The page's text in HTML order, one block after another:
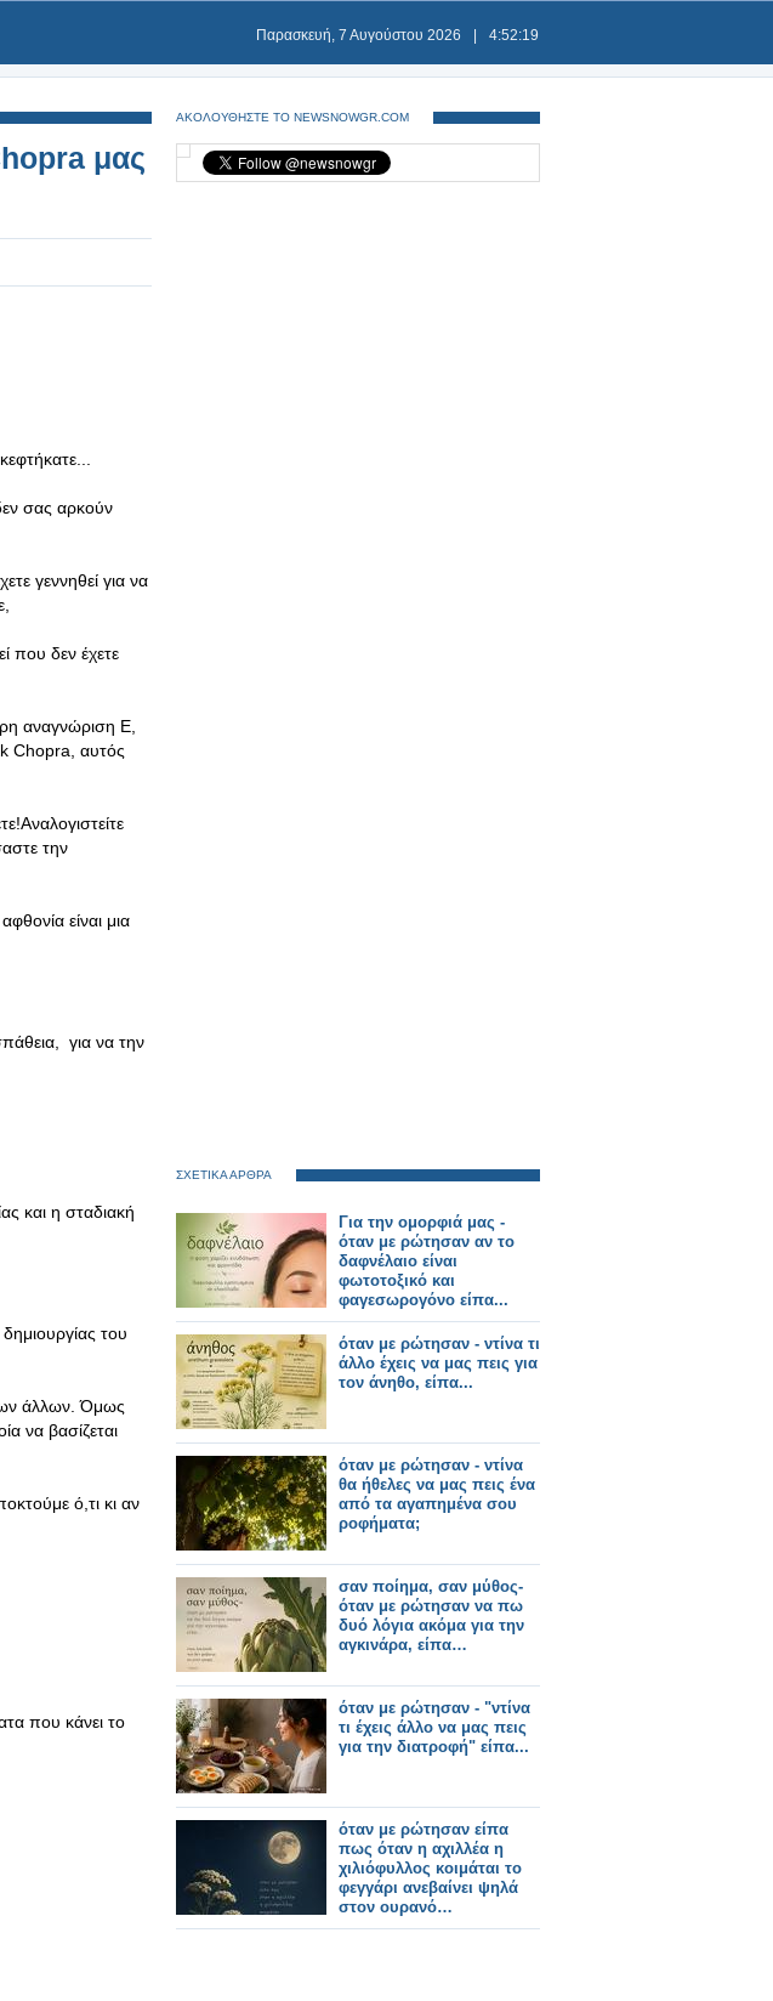
Παρασκευή, 7 Αυγούστου 2026 4:52:19
μας
σας αρκούν
γεννηθεί για να
που δεν έχετε
αναγνώριση Ε,
Chopra, αυτός
την
είναι μια
για να την
και η σταδιακή
του
των άλλων. Όμως
να βασίζεται
ό,τι κι αν
που κάνει το
ΑΚΟΛΟΥΘΗΣΤΕ ΤΟ NEWSNOWGR.COM
ΣΧΕΤΙΚΑ ΑΡΘΡΑ
Για την ομορφιά μας -
όταν με ρώτησαν αν το
δαφνέλαιο είναι
φωτοτοξικό και
φαγεσωρογόνο είπα...
όταν με ρώτησαν - ντίνα τι
άλλο έχεις να μας πεις για
τον άνηθο, είπα...
όταν με ρώτησαν - ντίνα
θα ήθελες να μας πεις ένα
από τα αγαπημένα σου
ροφήματα;
σαν ποίημα, σαν μύθος-
όταν με ρώτησαν να πω
δυό λόγια ακόμα για την
αγκινάρα, είπα…
όταν με ρώτησαν - "ντίνα
τι έχεις άλλο να μας πεις
για την διατροφή" είπα...
όταν με ρώτησαν είπα
πως όταν η αχιλλέα η
χιλιόφυλλος κοιμάται το
φεγγάρι ανεβαίνει ψηλά
στον ουρανό…